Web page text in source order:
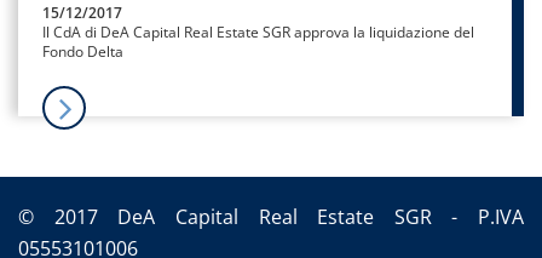
15/12/2017
Il CdA di DeA Capital Real Estate SGR approva la liquidazione del
Fondo Delta
© 2017 DeA Capital Real Estate SGR - P.IVA
05553101006